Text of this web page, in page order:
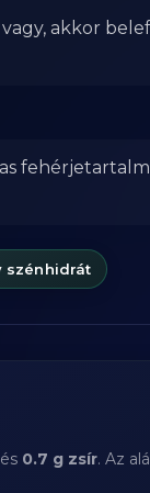
akkor
szénhidrát
és 0.7 g zsír. Az